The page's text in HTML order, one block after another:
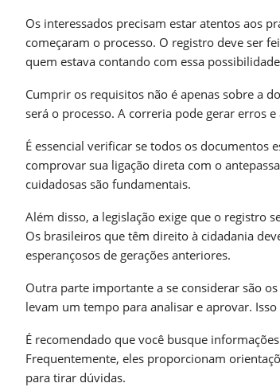
Os interessados precisam estar atentos aos
começaram o processo. O registro deve ser
quem estava contando com essa
Cumprir os requisitos não é apenas sobre a
será o processo. A correria pode gerar erros
É essencial verificar se todos os documentos
comprovar sua ligação direta com o
cuidadosas são fundamentais.
Além disso, a legislação exige que o registro
Os brasileiros que têm direito à cidadania
esperançosos de gerações anteriores.
Outra parte importante a se considerar são
levam um tempo para analisar e aprovar.
É recomendado que você busque
Frequentemente, eles proporcionam
para tirar dúvidas.